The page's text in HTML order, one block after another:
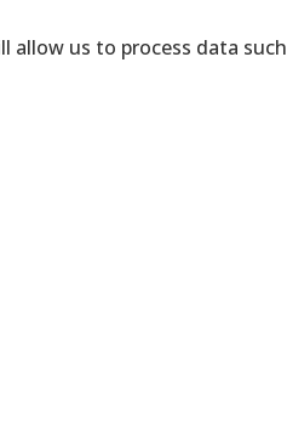
allow us to process data such